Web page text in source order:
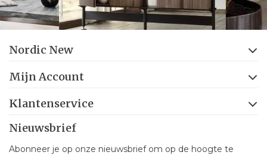
Nordic New
Mijn Account
Klantenservice
Nieuwsbrief
Abonneer je op onze nieuwsbrief om op de hoogte te